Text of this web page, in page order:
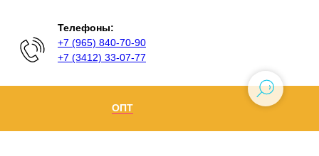
Телефоны:
+7 (965) 840-70-90
+7 (3412) 33-07-77
ОПТ